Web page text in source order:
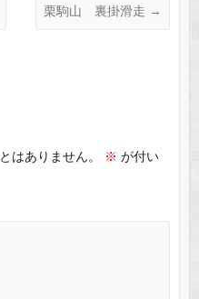
栗駒山 裏掛滑走 →
はありません。 ※ が付い